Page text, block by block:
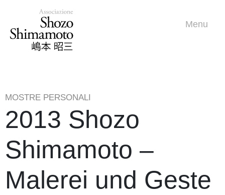
Menu
MOSTRE PERSONALI
2013 Shozo
Shimamoto –
Malerei und Geste